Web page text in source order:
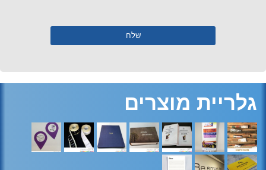
גלריית מוצרים